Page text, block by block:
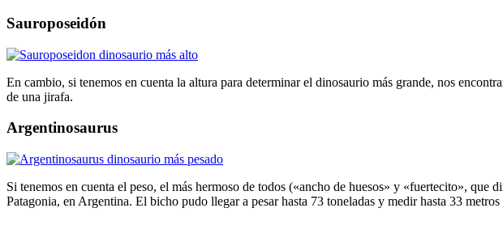
Sauroposeidón
En cambio, si tenemos en cuenta la altura para determinar el dinosaurio más grande, nos
de una jirafa.
Argentinosaurus
Si tenemos en cuenta el peso, el más hermoso de todos («ancho de huesos» y «fuertecito», que
Patagonia, en Argentina. El bicho pudo llegar a pesar hasta 73 toneladas y medir hasta 33